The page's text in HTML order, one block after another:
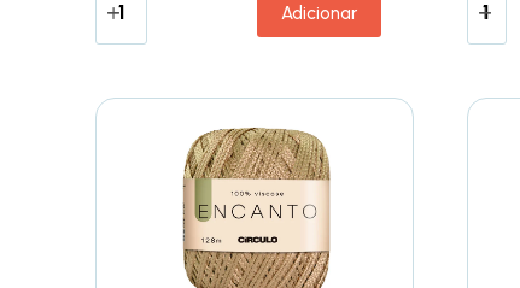
Adicionar